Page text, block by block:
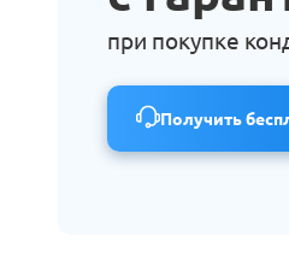
при покупке
Получить